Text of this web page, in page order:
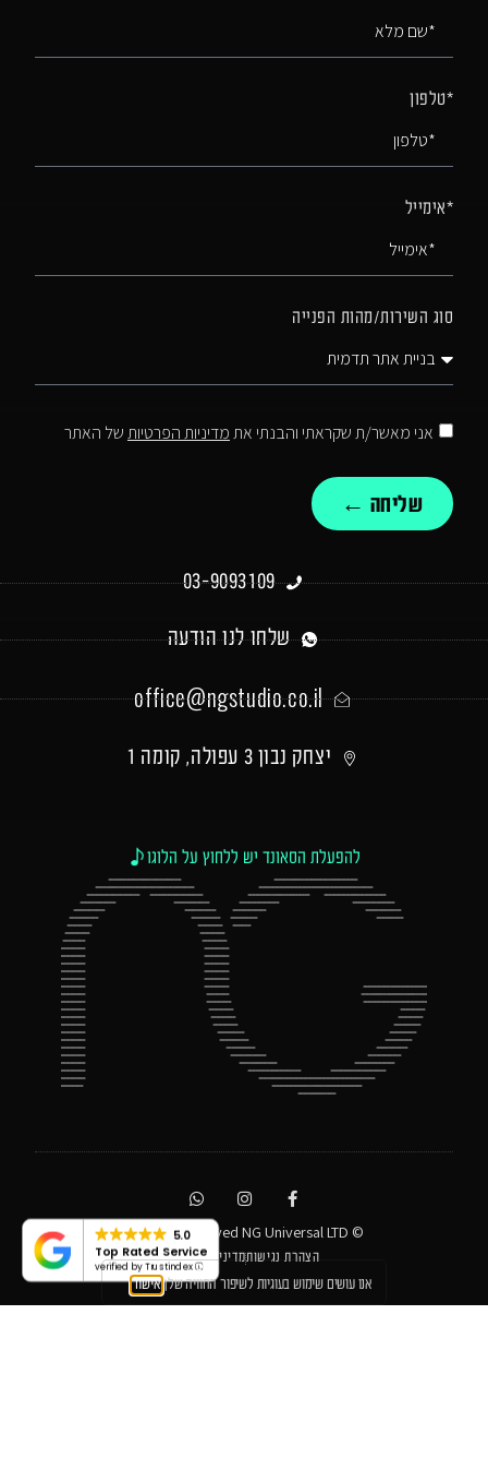
*טלפון
*אימייל
סוג השירות/מהות הפנייה
אני מאשר/ת שקראתי והבנתי אתמדיניות הפרטיותשל האתר
שליחה ←
03-9093109
שלחו לנו הודעה
office@ngstudio.co.il
יצחק נבון 3 עפולה, קומה 1
להפעלת הסאונד יש ללחוץ על הלוגו
© All rights reserved NG Universal LTD
הצהרת נגישותמדיניות פרטיות
5.0
Top Rated Service
verified by Trustindex
אנו עושים שימוש בעוגיות לשיפור החוויה שלך אישור